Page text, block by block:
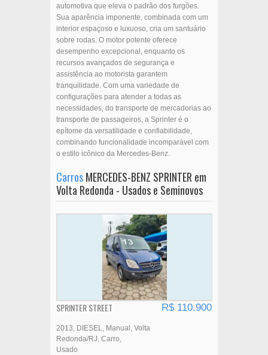
automotiva que eleva o padrão dos furgões.
Sua aparência imponente, combinada com um
interior espaçoso e luxuoso, cria um santuário
sobre rodas. O motor potente oferece
desempenho excepcional, enquanto os
recursos avançados de segurança e
assistência ao motorista garantem
tranquilidade. Com uma variedade de
configurações para atender a todas as
necessidades, do transporte de mercadorias ao
transporte de passageiros, a Sprinter é o
epítome da versatilidade e confiabilidade,
combinando funcionalidade incomparável com
o estilo icônico da Mercedes-Benz.
CarrosMERCEDES-BENZ SPRINTER em
Volta Redonda - Usados e Seminovos
SPRINTER STREET R$ 110.900
2013 DIESEL Manual
Volta
Redonda/RJ Carro
Usado